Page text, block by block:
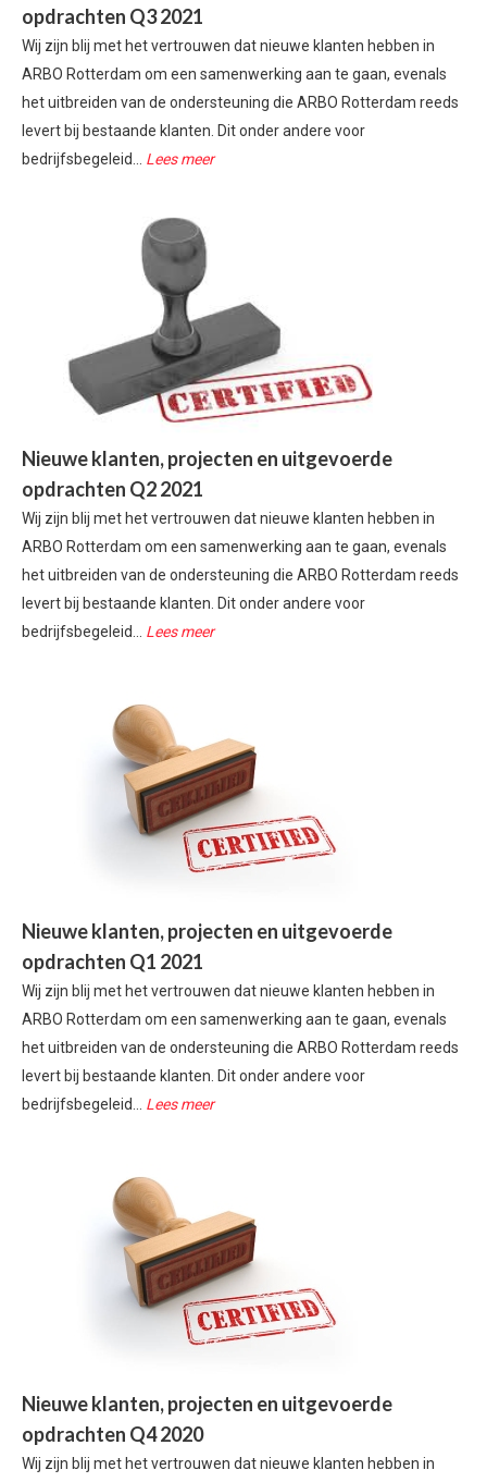
opdrachten Q3 2021
Wij zijn blij met het vertrouwen dat nieuwe klanten hebben in
ARBO Rotterdam om een samenwerking aan te gaan, evenals
het uitbreiden van de ondersteuning die ARBO Rotterdam reeds
levert bij bestaande klanten. Dit onder andere voor
bedrijfsbegeleid... Lees meer
Nieuwe klanten, projecten en uitgevoerde
opdrachten Q2 2021
Wij zijn blij met het vertrouwen dat nieuwe klanten hebben in
ARBO Rotterdam om een samenwerking aan te gaan, evenals
het uitbreiden van de ondersteuning die ARBO Rotterdam reeds
levert bij bestaande klanten. Dit onder andere voor
bedrijfsbegeleid... Lees meer
Nieuwe klanten, projecten en uitgevoerde
opdrachten Q1 2021
Wij zijn blij met het vertrouwen dat nieuwe klanten hebben in
ARBO Rotterdam om een samenwerking aan te gaan, evenals
het uitbreiden van de ondersteuning die ARBO Rotterdam reeds
levert bij bestaande klanten. Dit onder andere voor
bedrijfsbegeleid... Lees meer
Nieuwe klanten, projecten en uitgevoerde
opdrachten Q4 2020
Wij zijn blij met het vertrouwen dat nieuwe klanten hebben in